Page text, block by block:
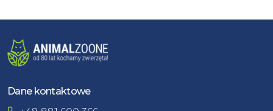
Dane kontaktowe